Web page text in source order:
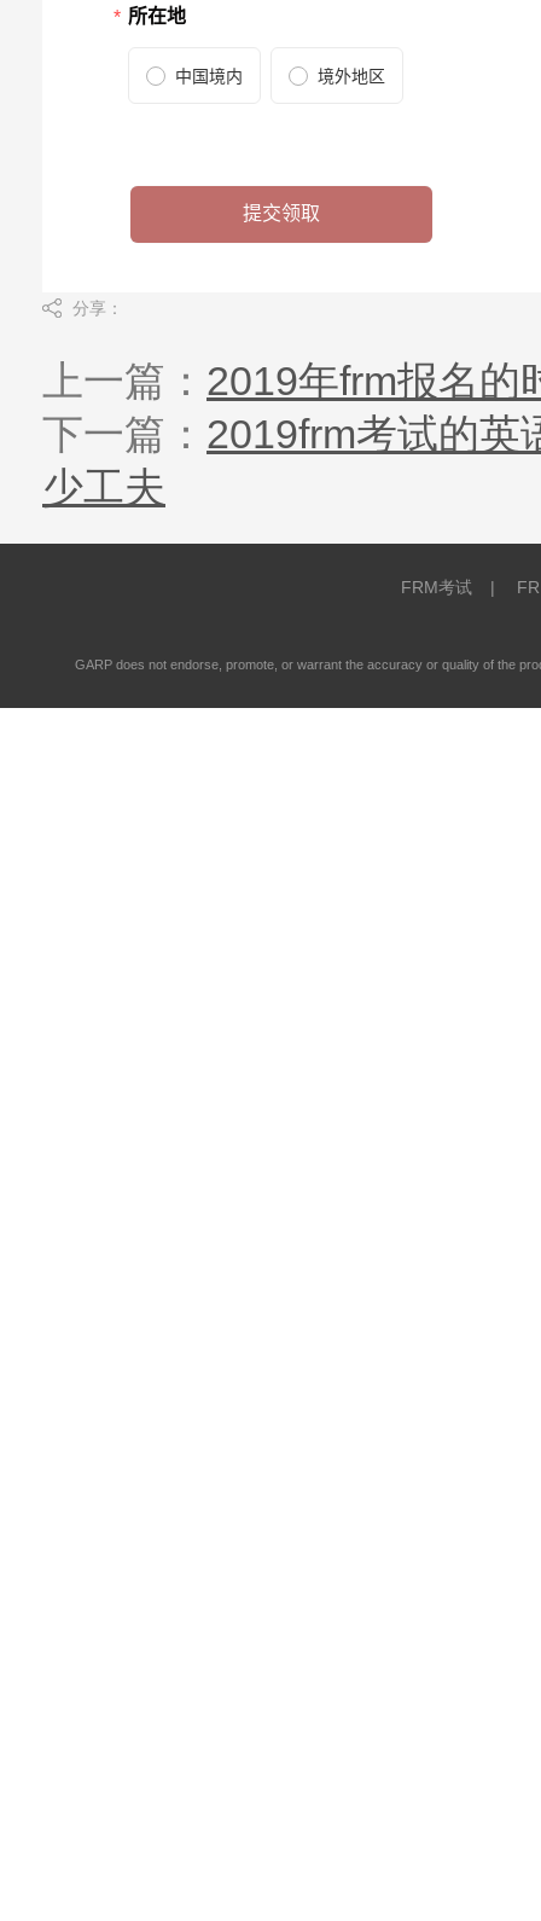
分享：
上一篇： 2019年frm报名的
下一篇： 2019frm考试的英
少工夫
FRM考试 |
GARP does not endorse, promote, or warrant the accuracy or quality of the